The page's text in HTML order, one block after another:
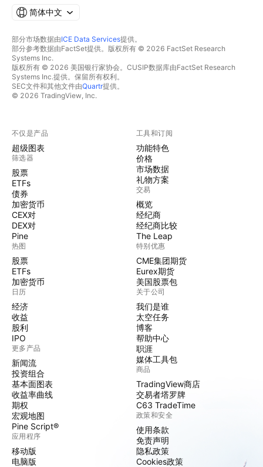
简体中文
部分市场数据由ICE Data Services提供。
部分参考数据由FactSet提供。版权所有 © 2026 FactSet Research
Systems Inc.
版权所有 © 2026 美国银行家协会。CUSIP数据库由FactSet Research
Systems Inc.提供。保留所有权利。
SEC文件和其他文件由Quartr提供。
© 2026 TradingView, Inc.
不仅是产品
超级图表
筛选器
股票
ETFs
债券
加密货币
CEX对
DEX对
Pine
热图
股票
ETFs
加密货币
日历
经济
收益
股利
IPO
更多产品
新闻流
投资组合
基本面图表
收益率曲线
期权
宏观地图
Pine Script®
应用程序
移动版
电脑版
工具和订阅
功能特色
价格
市场数据
礼物方案
交易
概览
经纪商
经纪商比较
The Leap
特别优惠
CME集团期货
Eurex期货
美国股票包
关于公司
我们是谁
太空任务
博客
帮助中心
职涯
媒体工具包
商品
TradingView商店
交易者塔罗牌
C63 TradeTime
政策和安全
使用条款
免责声明
隐私政策
Cookies政策